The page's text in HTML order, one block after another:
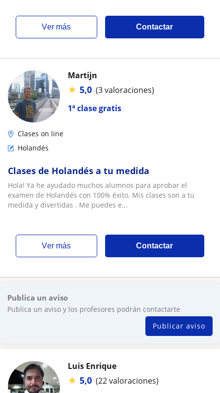
ver más Contactar
1ª clase gratis
Martijn
★ 5,0 (3 valoraciones)
Clases on line
Holandés
Clases de Holandés a tu medida
Hola! Ya he ayudado muchos alumnos para aprobar el
examen de Holandés con 100% éxito. Mis clases son a tu
medida y divertidas . Me puedes e...
ver más Contactar
Publica un aviso
Publica un aviso y los profesores podrán contactarte
Publicar aviso
Luis Enrique
★ 5,0 (22 valoraciones)